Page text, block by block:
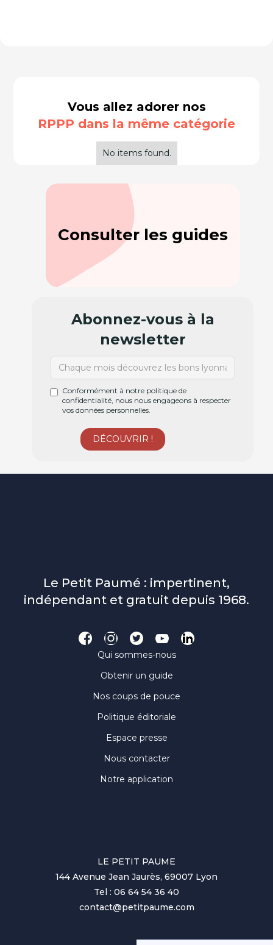
Vous allez adorer nos
RPPP dans la même catégorie
No items found.
Consulter les guides
Abonnez-vous à la
newsletter
Conformément à notre politique de
confidentialité, nous nous engageons à respecter
vos données personnelles.
Le Petit Paumé : impertinent,
indépendant et gratuit depuis 1968.
Qui sommes-nous
Obtenir un guide
Nos coups de pouce
Politique éditoriale
Espace presse
Nous contacter
Notre application
LE PETIT PAUME
144 Avenue Jean Jaurès, 69007 Lyon
Tel : 06 64 54 36 40
contact@petitpaume.com